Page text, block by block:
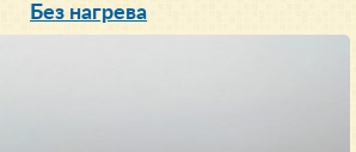
Без нагрева